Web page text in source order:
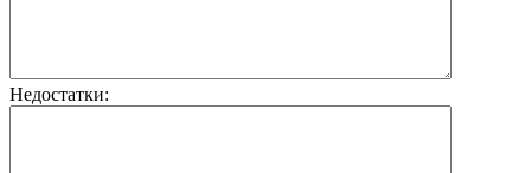
Недостатки: